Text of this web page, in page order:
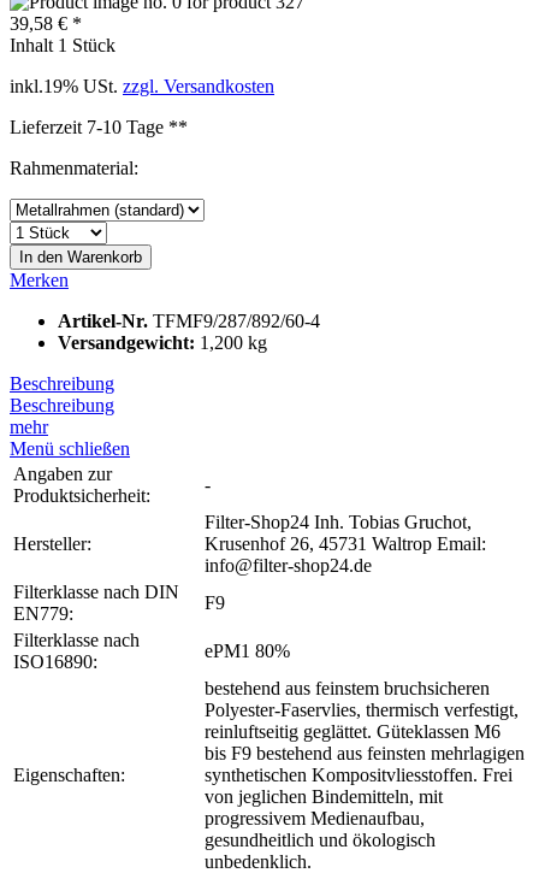
39,58 € *
Inhalt 1 Stück
inkl.19% USt. zzgl. Versandkosten
Lieferzeit 7-10 Tage **
Rahmenmaterial:
In den Warenkorb
Merken
Artikel-Nr. TFMF9/287/892/60-4
Versandgewicht: 1,200 kg
Beschreibung
Beschreibung
mehr
Menü schließen
Angaben zur
Produktsicherheit:
-
Hersteller:
Filter-Shop24 Inh. Tobias Gruchot,
Krusenhof 26, 45731 Waltrop Email:
info@filter-shop24.de
Filterklasse nach DIN
EN779:
F9
Filterklasse nach
ISO16890:
ePM1 80%
Eigenschaften:
bestehend aus feinstem bruchsicheren
Polyester-Faservlies, thermisch verfestigt,
reinluftseitig geglättet. Güteklassen M6
bis F9 bestehend aus feinsten mehrlagigen
synthetischen Kompositvliesstoffen. Frei
von jeglichen Bindemitteln, mit
progressivem Medienaufbau,
gesundheitlich und ökologisch
unbedenklich.